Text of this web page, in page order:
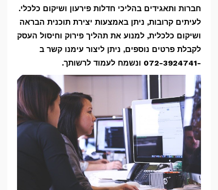
חברות ותאגידים בהליכי חדלות פירעון ושיקום כלכלי.
לעיתים קרובות, ניתן באמצעות יצירת תוכנית הבראה
ושיקום כלכלית, למנוע את תהליך פירוק וחיסול העסק
לקבלת פרטים נוספים, ניתן ליצור עימנו קשר ב
-072-3924741 ונשמח לעמוד לרשותך.